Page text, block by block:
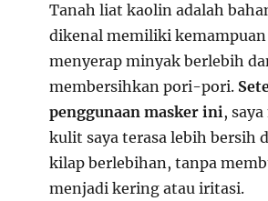
Tanah liat kaolin adalah
dikenal memiliki
menyerap minyak berlebih
membersihkan pori-pori.
penggunaan masker ini,
kulit saya terasa lebih bersih
kilap berlebihan, tanpa
menjadi kering atau iritasi.